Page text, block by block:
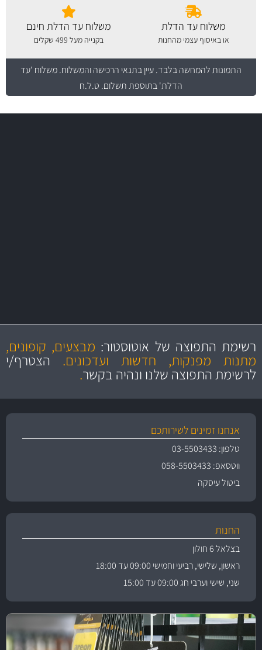
משלוח עד הדלת
או באיסוף עצמי מהחנות
משלוח עד הדלת חינם
בקנייה מעל 499 שקלים
התמונות להמחשה בלבד.עיין בתנאי הרכישה והמשלוח. משלוח 'עד
הדלת' בתוספת תשלום. ט.ל.ח
מקצועיות
ושירות מצויין
מחירים
הוגנים
והיצע מוצרים איכותירשימת התפוצה של אוטוסטור: מבצעים, קופונים,
מתנות מפנקות, חדשות ועדכונים.הצטרף/י
לרשימת התפוצה שלנו ונהיה בקשר.
אנחנו זמינים לשירותכם
טלפון: 03-5503433
ווטסאפ: 058-5503433
ביטול עיסקה
החנות
בצלאל 6 חולון
ראשון, שלישי, רביעי וחמישי 09:00 עד 18:00
שני, שישי וערבי חג 09:00 עד 15:00